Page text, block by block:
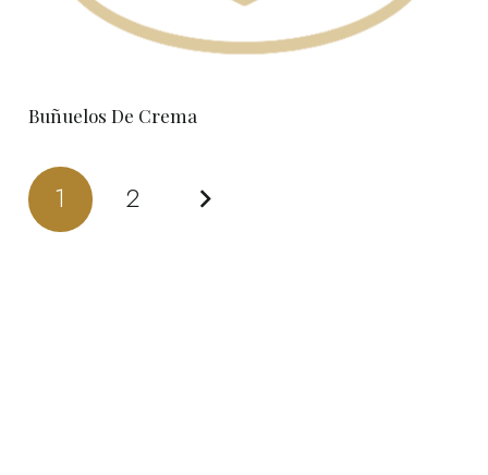
Buñuelos De Crema
1 2